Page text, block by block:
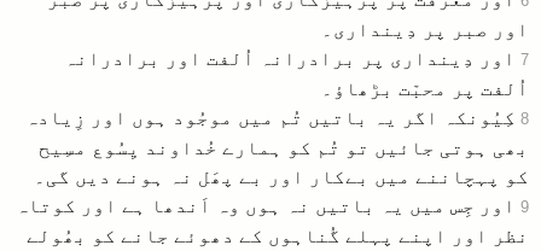
اور صبر پر دِینداری۔
7 اور دِینداری پر برادرانہ اُلفت اور برادرانہ
اُلفت پر محبّت بڑھاؤ۔
8 کِیُونکہ اگر یہ باتیں تُم میں موجُود ہوں اور زِیادہ
بھی ہوتی جائیں تو تُم کو ہمارے خُداوند یِسُوع مسِیح
کو پہچاننے میں بےکار اور بے پھَل نہ ہونے دیں گی۔
9 اور جِس میں یہ باتیں نہ ہوں وہ اَندھا ہے اور کوتاہ
نظر اور اپنے پہلے گُناہوں کے دھوئے جانے کو بھُولے